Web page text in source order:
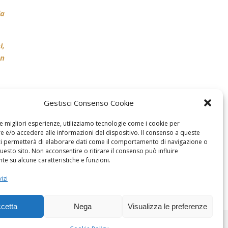
Gestisci Consenso Cookie
migliori esperienze, utilizziamo tecnologie come i cookie per
e/o accedere alle informazioni del dispositivo. Il consenso a queste
permetterà di elaborare dati come il comportamento di navigazione o
sito. Non acconsentire o ritirare il consenso può influire
su alcune caratteristiche e funzioni.
Nega Visualizza le preferenze